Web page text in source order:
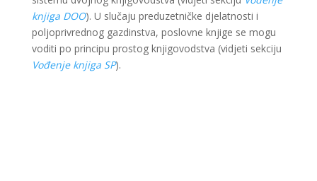
knjiga DOO). U slučaju preduzetničke djelatnosti i
poljoprivrednog gazdinstva, poslovne knjige se mogu
voditi po principu prostog knjigovodstva (vidjeti sekciju
Vođenje knjiga SP).